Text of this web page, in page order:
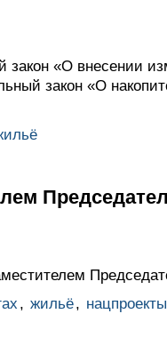
«О внесении
закон «О
, жильё, нацпроекты